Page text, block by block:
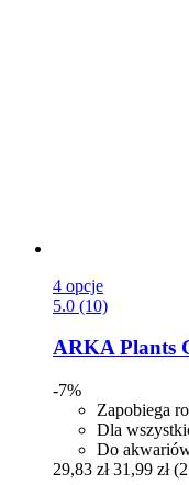
4 opcje
5.0 (10)
ARKAPlants
-7%
Zapobiega
Dla
Do
29,83 zł 31,99 zł